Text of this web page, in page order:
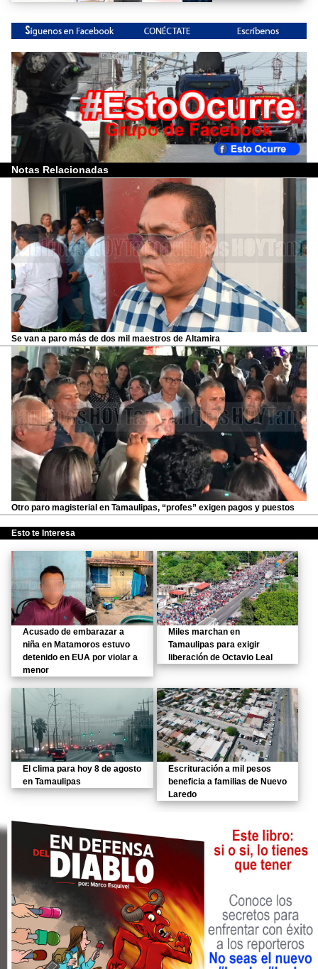
Notas Relacionadas
Se van a paro más de dos mil maestros de Altamira
Otro paro magisterial en Tamaulipas, “profes” exigen pagos y puestos
Esto te Interesa
Acusado de embarazar a
niña en Matamoros estuvo
detenido en EUA por violar a
menor
Miles marchan en
Tamaulipas para exigir
liberación de Octavio Leal
El clima para hoy 8 de agosto
en Tamaulipas
Escrituración a mil pesos
beneficia a familias de Nuevo
Laredo